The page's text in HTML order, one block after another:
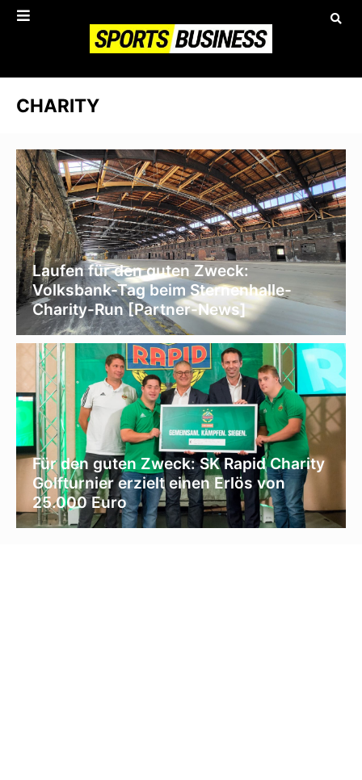
CHARITY
Laufen für den guten Zweck:
Volksbank-Tag beim Sternenhalle-
Charity-Run [Partner-News]
Für den guten Zweck: SK Rapid Charity
Golfturnier erzielt einen Erlös von
25.000 Euro